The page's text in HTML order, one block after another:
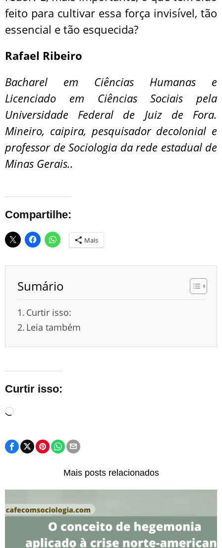
feito para cultivar essa força invisível, tão
essencial e tão esquecida?
Rafael Ribeiro
Bacharel em Ciências Humanas e
Licenciado em Ciências Sociais pela
Universidade Federal de Juiz de Fora.
Mineiro, caipira, pesquisador decolonial e
professor de Sociologia da rede estadual de
Minas Gerais..
Compartilhe:
Mais
Sumário
Curtir isso:
Leia também
Curtir isso:
Carregando...
Mais posts relacionados